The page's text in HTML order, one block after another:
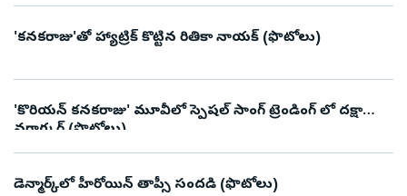
'కనకరాజు'తో హ్యాట్రిక్ కొట్టిన రితికా నాయక్ (ఫొటోలు)
'కొరియన్‌ కనకరాజు' మూవీలో స్పెషల్ సాంగ్ ట్రెండింగ్ లో దక్షా
నగార్కర్ (ఫొటోలు)
డెన్మార్క్‌లో హీరోయిన్ తాప్సీ సందడి (ఫొటోలు)